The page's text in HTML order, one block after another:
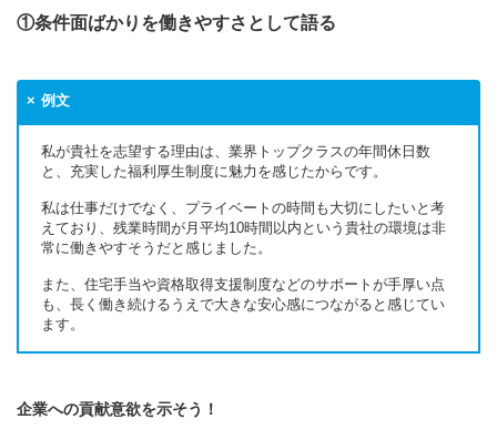
①条件面ばかりを働きやすさとして語る
例文
私が貴社を志望する理由は、業界トップクラスの年間休日数
と、充実した福利厚生制度に魅力を感じたからです。
私は仕事だけでなく、プライベートの時間も大切にしたいと考
えており、残業時間が月平均10時間以内という貴社の環境は非
常に働きやすそうだと感じました。
また、住宅手当や資格取得支援制度などのサポートが手厚い点
も、長く働き続けるうえで大きな安心感につながると感じてい
ます。
企業への貢献意欲を示そう！